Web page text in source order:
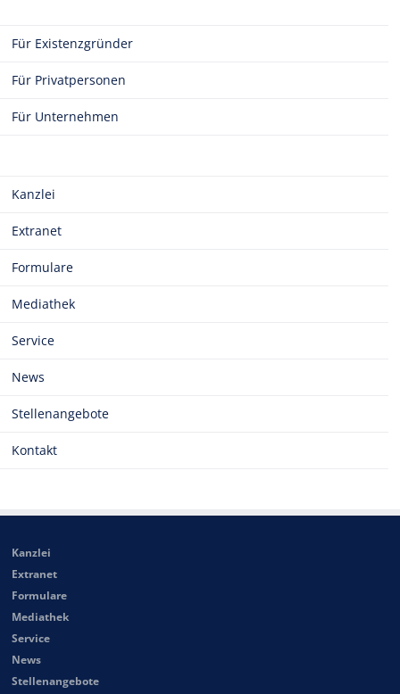
Für Existenzgründer
Für Privatpersonen
Für Unternehmen
Kanzlei
Extranet
Formulare
Mediathek
Service
News
Stellenangebote
Kontakt
Kanzlei
Extranet
Formulare
Mediathek
Service
News
Stellenangebote